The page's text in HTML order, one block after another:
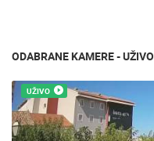
ODABRANE KAMERE - UŽIVO
UŽIVO